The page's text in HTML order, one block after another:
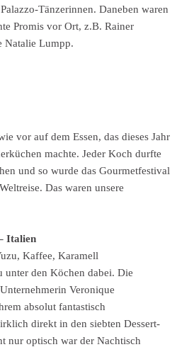
Tänzerinnen. Daneben waren
Promis vor Ort, z.B. Rainer
Natalie Lumpp.
vor auf dem Essen, das dieses Jahr
machte. Jeder Koch durfte
und so wurde das Gourmetfestival
Das waren unsere
Italien
Kaffee, Karamell
unter den Köchen dabei. Die
Veronique
absolut fantastisch
direkt in den siebten Dessert-
nur optisch war der Nachtisch